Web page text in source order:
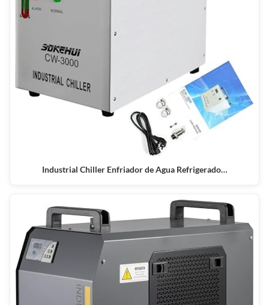
Industrial Chiller Enfriador de Agua Refrigerado…